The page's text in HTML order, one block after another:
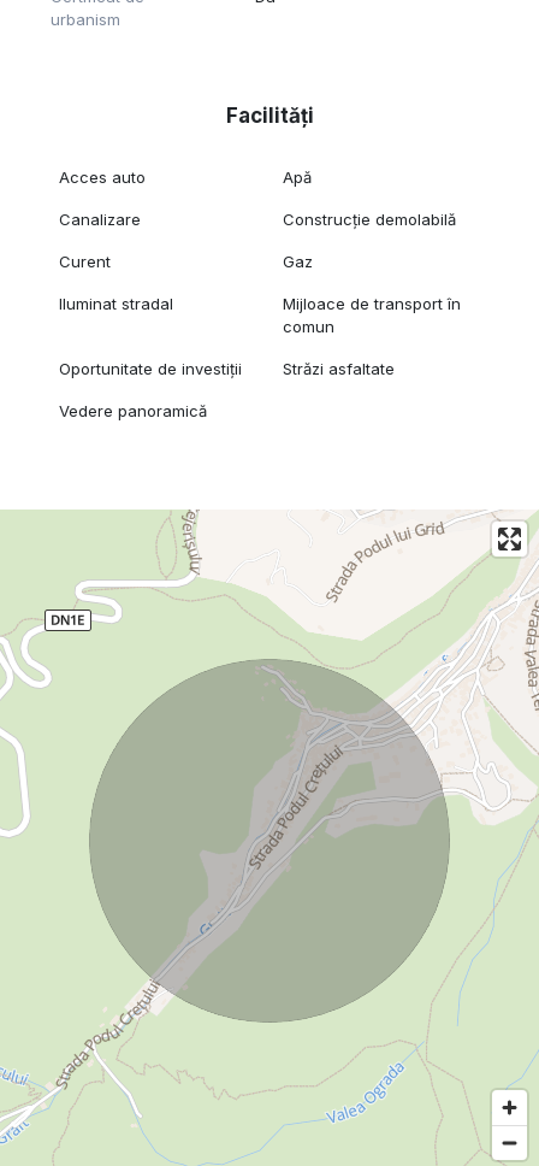
urbanism
Facilități
Acces auto Apă
Canalizare Construcție demolabilă
Curent Gaz
Iluminat stradal
Mijloace de transport în
comun
Oportunitate de investiții Străzi asfaltate
Vedere panoramică